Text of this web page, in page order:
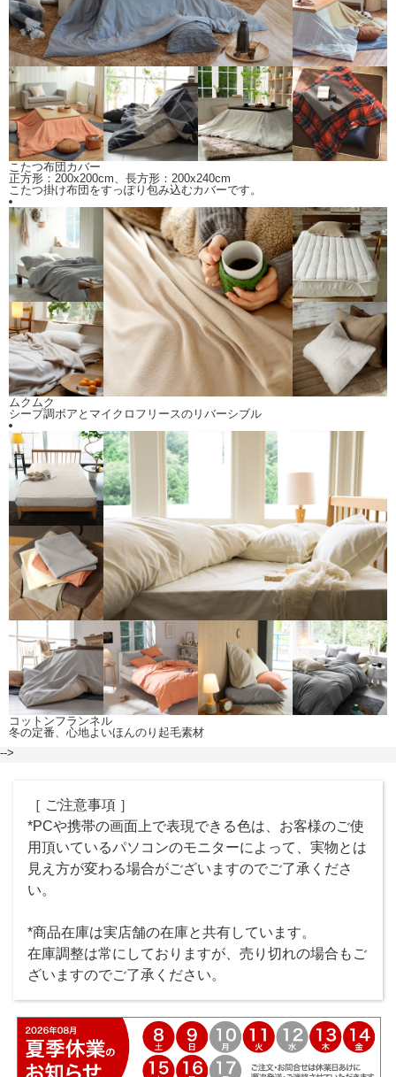
こたつ布団カバー
正方形：200x200cm、長方形：200x240cm
こたつ掛け布団をすっぽり包み込むカバーです。
ムクムク
シープ調ボアとマイクロフリースのリバーシブル
コットンフランネル
冬の定番、心地よいほんのり起毛素材
-->
［ ご注意事項 ］
*PCや携帯の画面上で表現できる色は、お客様のご使
用頂いているパソコンのモニターによって、実物とは
見え方が変わる場合がございますのでご了承くださ
い。
*商品在庫は実店舗の在庫と共有しています。
在庫調整は常にしておりますが、売り切れの場合もご
ざいますのでご了承ください。